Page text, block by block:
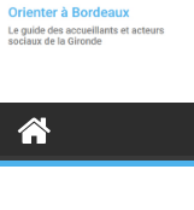
S
t
o